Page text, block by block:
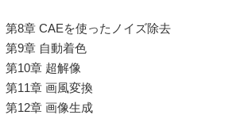
第8章 CAEを使ったノイズ除去
第9章 自動着色
第10章 超解像
第11章 画風変換
第12章 画像生成